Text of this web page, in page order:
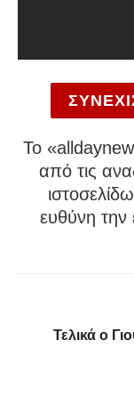
To
από τις
ευθύνη
Τελικά ο